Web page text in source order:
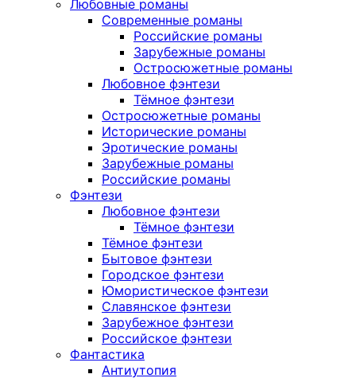
Любовные романы
Современные романы
Российские романы
Зарубежные романы
Остросюжетные романы
Любовное фэнтези
Тёмное фэнтези
Остросюжетные романы
Исторические романы
Эротические романы
Зарубежные романы
Российские романы
Фэнтези
Любовное фэнтези
Тёмное фэнтези
Тёмное фэнтези
Бытовое фэнтези
Городское фэнтези
Юмористическое фэнтези
Славянское фэнтези
Зарубежное фэнтези
Российское фэнтези
Фантастика
Антиутопия